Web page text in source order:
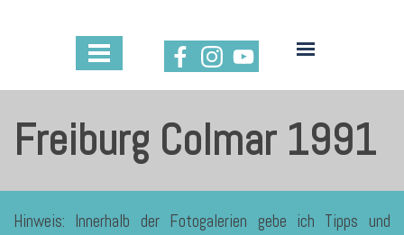
Freiburg Colmar 1991
Hinweis: Innerhalb der Fotogalerien gebe ich Tipps und